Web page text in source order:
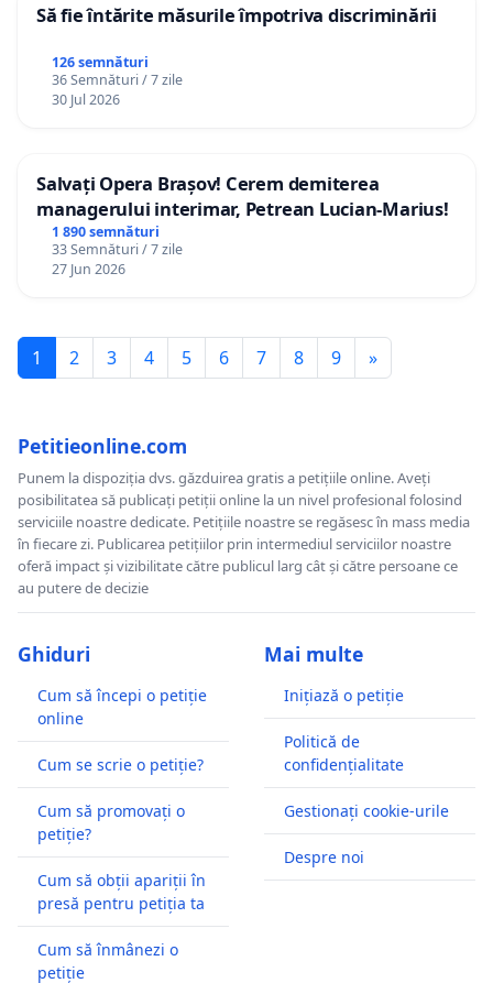
Să fie întărite măsurile împotriva discriminării
126 semnături
36 Semnături / 7 zile
30 Jul 2026
Salvați Opera Brașov! Cerem demiterea
managerului interimar, Petrean Lucian-Marius!
1 890 semnături
33 Semnături / 7 zile
27 Jun 2026
1 2 3 4 5 6 7 8 9 »
Petitieonline.com
Punem la dispoziția dvs. găzduirea gratis a petițiile online. Aveți
posibilitatea să publicați petiții online la un nivel profesional folosind
serviciile noastre dedicate. Petițiile noastre se regăsesc în mass media
în fiecare zi. Publicarea petițiilor prin intermediul serviciilor noastre
oferă impact și vizibilitate către publicul larg cât și către persoane ce
au putere de decizie
Ghiduri
Cum să începi o petiție
online
Cum se scrie o petiție?
Cum să promovați o
petiție?
Cum să obții apariții în
presă pentru petiția ta
Cum să înmânezi o
petiție
Mai multe
Inițiază o petiție
Politică de
confidențialitate
Gestionați cookie-urile
Despre noi